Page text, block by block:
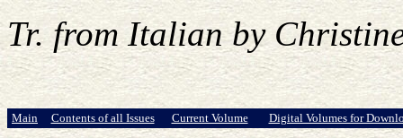
Tr. from Italian by
Main Contents of all Issues Current Volume Digital Volumes for